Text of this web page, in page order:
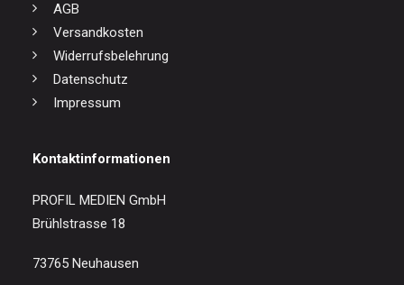
AGB
Versandkosten
Widerrufsbelehrung
Datenschutz
Impressum
Kontaktinformationen
PROFIL MEDIEN GmbH
Brühlstrasse 18
73765 Neuhausen